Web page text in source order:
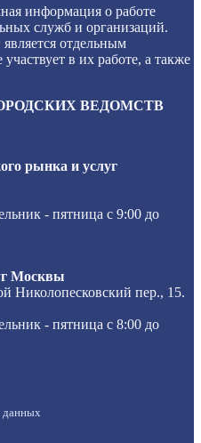
информация о работе
служб и организаций.
отдельным
в их работе, а также
ВЕДОМСТВ
рынка и услуг
- пятница с 9:00 до
Москвы
Николопесковский пер., 15.
- пятница с 8:00 до
данных